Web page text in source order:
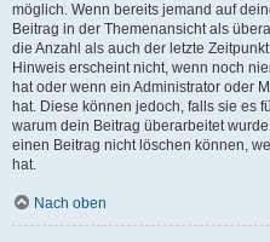
möglich. Wenn bereits jemand auf
Beitrag in der Themenansicht als
die Anzahl als auch der letzte
Hinweis erscheint nicht, wenn noch
hat oder wenn ein Administrator oder
hat. Diese können jedoch, falls sie es
warum dein Beitrag überarbeitet
einen Beitrag nicht löschen können,
hat.
Nach oben